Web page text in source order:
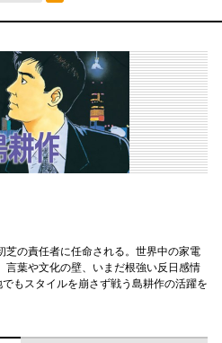
芝の責任者に任命される。世界中の家電
言葉や文化の壁、いまだ根強い反日感情
もスタイルを崩さず戦う島耕作の活躍を